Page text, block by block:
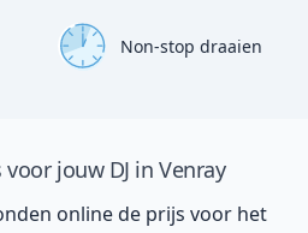
Non-stop draaien
jouw DJ in Venray
online de prijs voor het